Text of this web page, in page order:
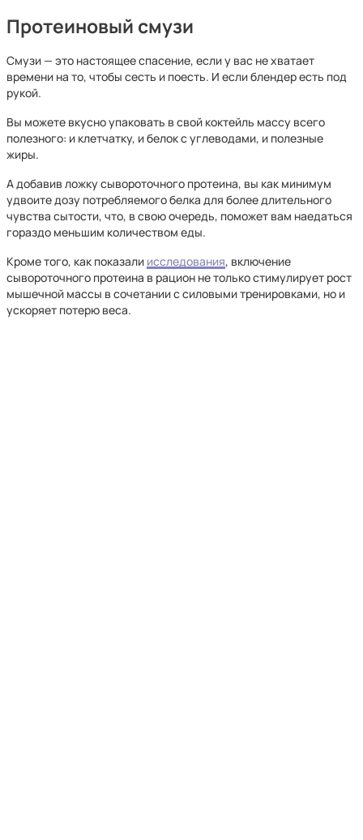
Протеиновый смузи
Смузи — это настоящее спасение, если у вас не хватает
времени на то, чтобы сесть и поесть. И если блендер есть под
рукой.
Вы можете вкусно упаковать в свой коктейль массу всего
полезного: и клетчатку, и белок с углеводами, и полезные
жиры.
А добавив ложку сывороточного протеина, вы как минимум
удвоите дозу потребляемого белка для более длительного
чувства сытости, что, в свою очередь, поможет вам наедаться
гораздо меньшим количеством еды.
Кроме того, как показали исследования, включение
сывороточного протеина в рацион не только стимулирует рост
мышечной массы в сочетании с силовыми тренировками, но и
ускоряет потерю веса.